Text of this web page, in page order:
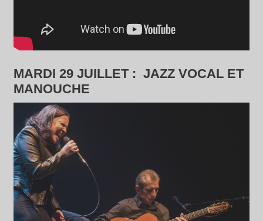
MARDI 29 JUILLET : JAZZ VOCAL ET
MANOUCHE